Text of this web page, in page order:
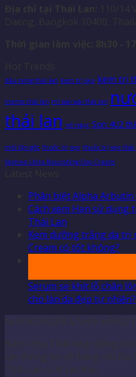
dầu nóng thái lan kem trị sẹo kem trị
mama thái lan mì wai wai thái lan
thái lan nở ngực Son 4U2
mối tận gốc thuốc trị sẹo thuốc trị sẹo thái
Yanhee Ultra Nourishing Day Cream
Phân biệt Alpha
Cách xem Hạn sử dụng
Thái Lan
Kem dưỡng trắng da trị
Cream có tốt không?
Serum se khít lỗ chân
cho làn da đẹp tự nhiên?
NHẬN ORDER & SHIP HÀNG
Bách Hóa Thái hoạt động
các thông tin về hàng nội địa
Thái Lan sỉ lẻ các loại.